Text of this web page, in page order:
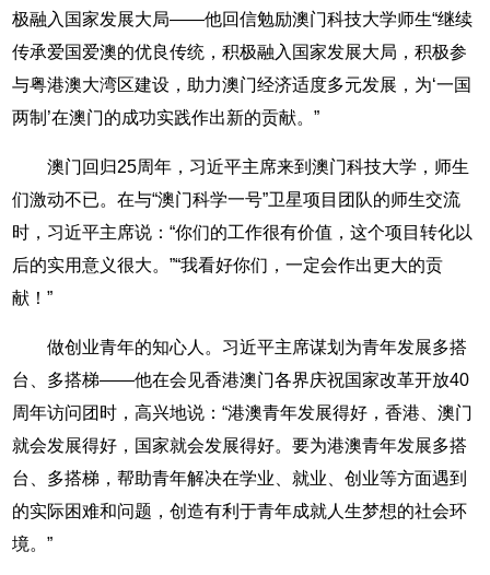
极融入国家发展大局——他回信勉励澳门科技大学师生“继续
传承爱国爱澳的优良传统，积极融入国家发展大局，积极参
与粤港澳大湾区建设，助力澳门经济适度多元发展，为‘一国
两制’在澳门的成功实践作出新的贡献。”
澳门回归25周年，习近平主席来到澳门科技大学，师生
们激动不已。在与“澳门科学一号”卫星项目团队的师生交流
时，习近平主席说：“你们的工作很有价值，这个项目转化以
后的实用意义很大。”“我看好你们，一定会作出更大的贡
献！”
做创业青年的知心人。习近平主席谋划为青年发展多搭
台、多搭梯——他在会见香港澳门各界庆祝国家改革开放40
周年访问团时，高兴地说：“港澳青年发展得好，香港、澳门
就会发展得好，国家就会发展得好。要为港澳青年发展多搭
台、多搭梯，帮助青年解决在学业、就业、创业等方面遇到
的实际困难和问题，创造有利于青年成就人生梦想的社会环
境。”